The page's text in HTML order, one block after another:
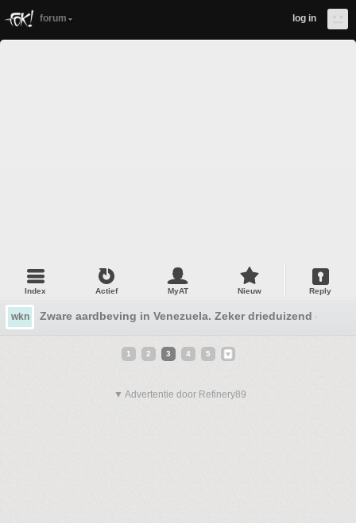
forum log in
Index Actief MyAT Nieuw Reply
wkn Zware aardbeving in Venezuela. Zeker drieduizend doden
1 2 3 4 5
▼ Advertentie door Refinery89